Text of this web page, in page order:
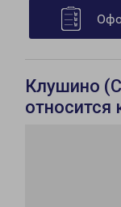
Клушино